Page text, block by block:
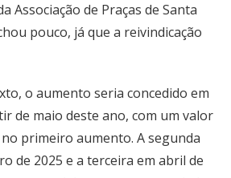
Associação de Praças de Santa
pouco, já que a reivindicação
o aumento seria concedido em
de maio deste ano, com um valor
primeiro aumento. A segunda
de 2025 e a terceira em abril de